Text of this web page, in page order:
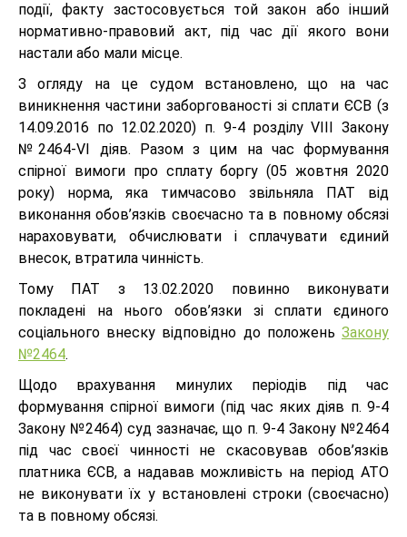
події, факту застосовується той закон або інший
нормативно-правовий акт, під час дії якого вони
настали або мали місце.
З огляду на це судом встановлено, що на час
виникнення частини заборгованості зі сплати ЄСВ (з
14.09.2016 по 12.02.2020) п. 9-4 розділу VIII Закону
№2464-VI діяв. Разом з цим на час формування
спірної вимоги про сплату боргу (05 жовтня 2020
року) норма, яка тимчасово звільняла ПАТ від
виконання обов’язків своєчасно та в повному обсязі
нараховувати, обчислювати і сплачувати єдиний
внесок, втратила чинність.
Тому ПАТ з 13.02.2020 повинно виконувати
покладені на нього обов’язки зі сплати єдиного
соціального внеску відповідно до положень Закону
№2464.
Щодо врахування минулих періодів під час
формування спірної вимоги (під час яких діяв п. 9-4
Закону №2464) суд зазначає, що п. 9-4 Закону №2464
під час своєї чинності не скасовував обов’язків
платника ЄСВ, а надавав можливість на період АТО
не виконувати їх у встановлені строки (своєчасно)
та в повному обсязі.